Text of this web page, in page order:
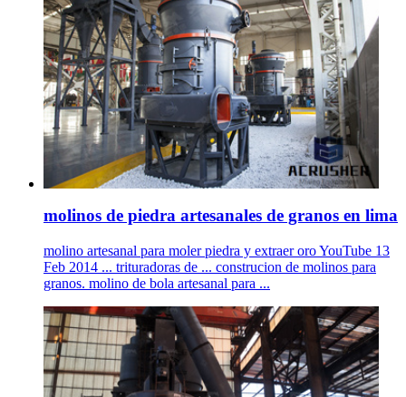
molinos de piedra artesanales de granos en lima
molino artesanal para moler piedra y extraer oro YouTube 13
Feb 2014 ... trituradoras de ... construcion de molinos para
granos. molino de bola artesanal para ...